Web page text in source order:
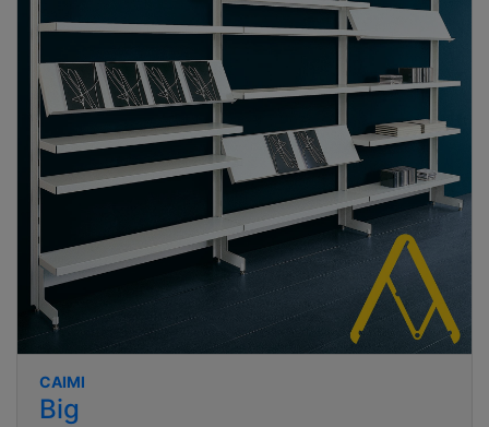
CAIMI
Big